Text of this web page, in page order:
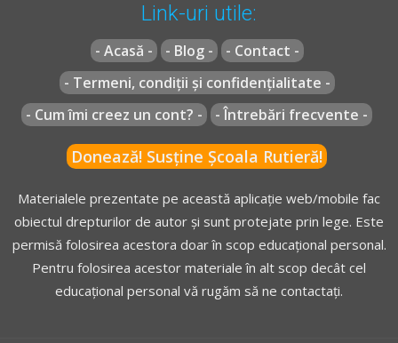
Link-uri utile:
- Acasă - - Blog -
- Contact -
- Termeni, condiții și confidențialitate -
- Cum îmi creez un cont? -
- Întrebări frecvente -
Donează! Susține Școala Rutieră!
Materialele prezentate pe această aplicație web/mobile fac
obiectul drepturilor de autor și sunt protejate prin lege. Este
permisă folosirea acestora doar în scop educațional personal.
Pentru folosirea acestor materiale în alt scop decât cel
educațional personal vă rugăm să ne contactați.